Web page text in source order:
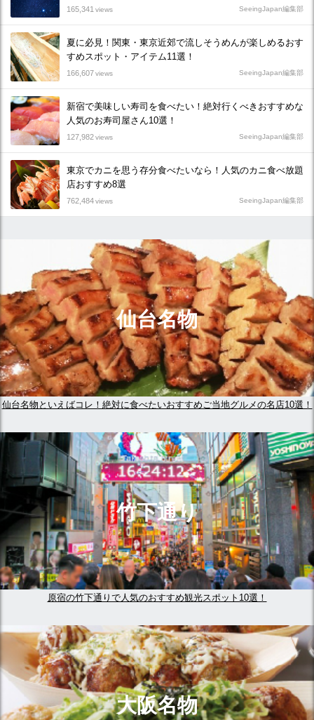
165,341 views SeeingJapan編集部
夏に必見！関東・東京近郊で流しそうめんが楽しめるおす
すめスポット・アイテム11選！
166,607views SeeingJapan編集部
新宿で美味しい寿司を食べたい！絶対行くべきおすすめな
人気のお寿司屋さん10選！
127,982views SeeingJapan編集部
東京でカニを思う存分食べたいなら！人気のカニ食べ放題
店おすすめ8選
762,484views SeeingJapan編集部
仙台名物
仙台名物といえばコレ！絶対に食べたいおすすめご当地グルメの名店10選！
竹下通り
原宿の竹下通りで人気のおすすめ観光スポット10選！
大阪名物